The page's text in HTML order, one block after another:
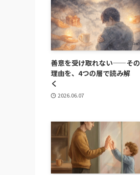
善意を受け取れない——その
理由を、4つの層で読み解
く
2026.06.07